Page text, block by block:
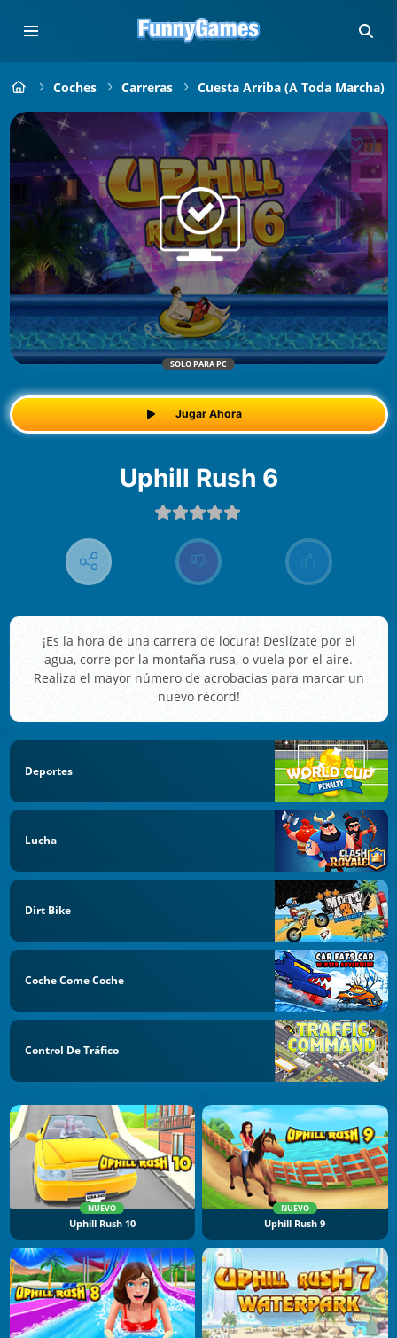
Coches Carreras Cuesta Arriba (a Toda Marcha)
SOLO PARA PC
Jugar Ahora
Uphill Rush 6
¡Es la hora de una carrera de locura! Deslízate por el
agua, corre por la montaña rusa, o vuela por el aire.
Realiza el mayor número de acrobacias para marcar un
nuevo récord!
Deportes
Lucha
Dirt Bike
Coche Come Coche
Control De Tráfico
NUEVO
Uphill Rush 10
NUEVO
Uphill Rush 9